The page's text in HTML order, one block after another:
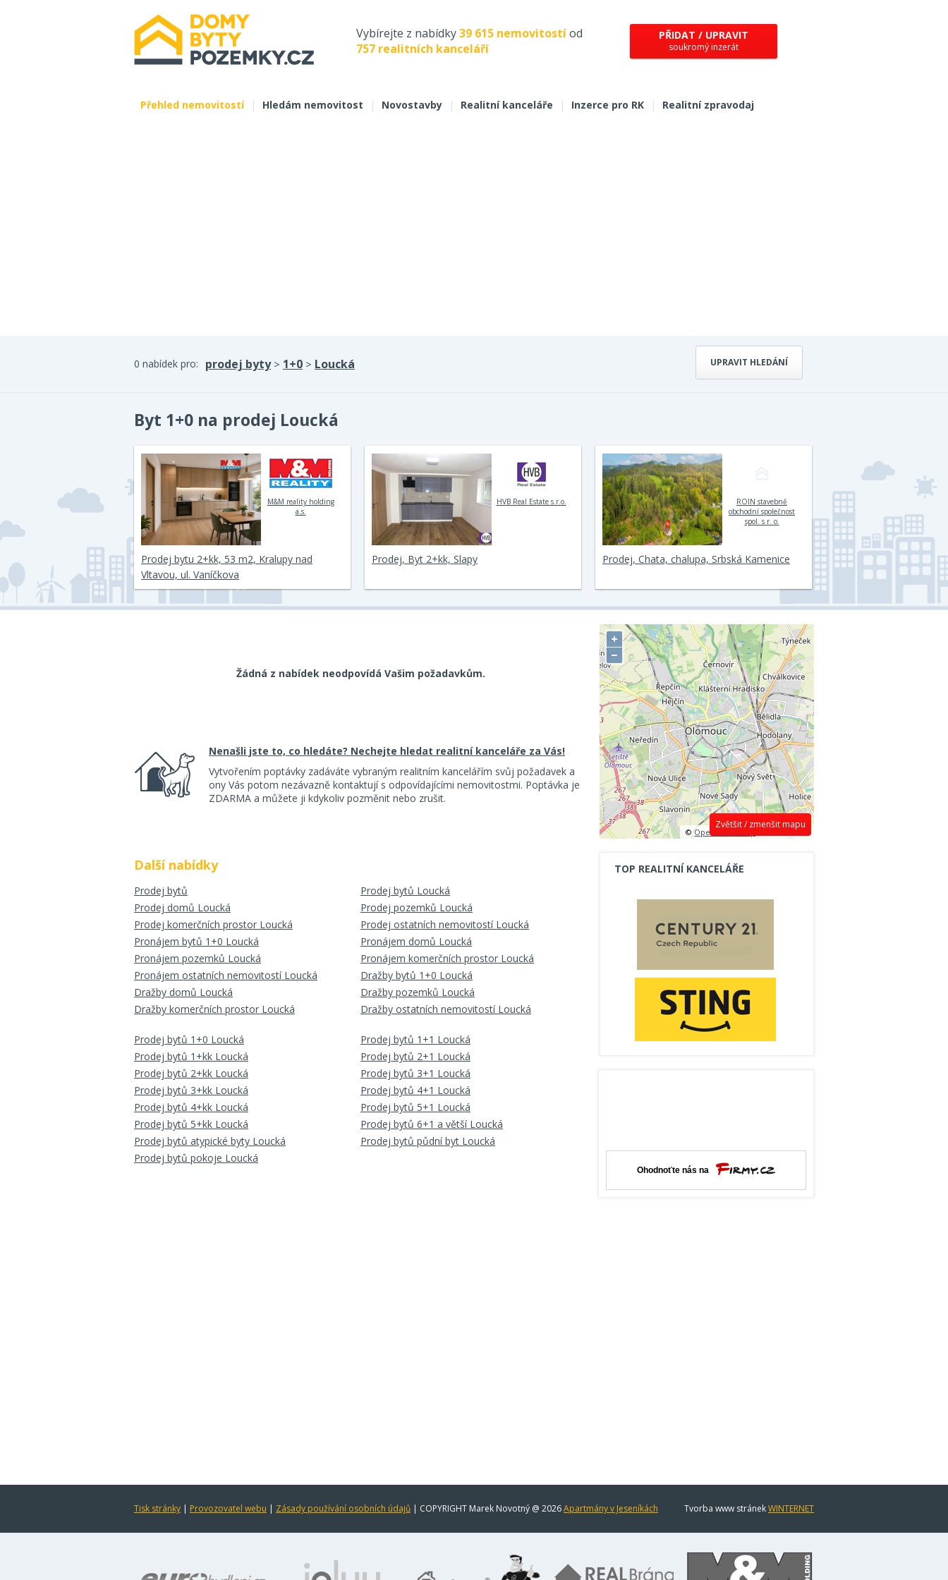
Vybírejte z nabídky39 615 nemovitostíod
757 realitních kanceláří
PŘIDAT / UPRAVIT
soukromý inzerát
Přehled nemovitostí | Hledám nemovitost | Novostavby | Realitní kanceláře | Inzerce pro RK | Realitní zpravodaj
UPRAVIT HLEDÁNÍ
0 nabídek pro: prodej byty> 1+0 > Loucká
Byt 1+0 na prodej Loucká
M&M reality holding
a.s.
Prodej bytu 2+kk, 53 m2, Kralupy nad
Vltavou, ul. Vaníčkova
HVB Real Estate s.r.o.
Prodej, Byt 2+kk, Slapy
ROIN stavebně
obchodní společnost
spol. s r. o.
Prodej, Chata, chalupa, Srbská Kamenice
Žádná z nabídek neodpovídá Vašim požadavkům.
Nenašli jste to, co hledáte? Nechejte hledat realitní kanceláře za Vás!
Vytvořením poptávky zadáváte vybraným realitním kancelářím svůj požadavek a
ony Vás potom nezávazně kontaktují s odpovídajícími nemovitostmi. Poptávka je
ZDARMA a můžete ji kdykoliv pozměnit nebo zrušit.
Další nabídky
Prodej bytů
Prodej bytů Loucká
Prodej domů Loucká
Prodej pozemků Loucká
Prodej komerčních prostor Loucká
Prodej ostatních nemovitostí Loucká
Pronájem bytů 1+0 Loucká
Pronájem domů Loucká
Pronájem pozemků Loucká
Pronájem komerčních prostor Loucká
Pronájem ostatních nemovitostí Loucká
Dražby bytů 1+0 Loucká
Dražby domů Loucká
Dražby pozemků Loucká
Dražby komerčních prostor Loucká
Dražby ostatních nemovitostí Loucká
Prodej bytů 1+0 Loucká
Prodej bytů 1+1 Loucká
Prodej bytů 1+kk Loucká
Prodej bytů 2+1 Loucká
Prodej bytů 2+kk Loucká
Prodej bytů 3+1 Loucká
Prodej bytů 3+kk Loucká
Prodej bytů 4+1 Loucká
Prodej bytů 4+kk Loucká
Prodej bytů 5+1 Loucká
Prodej bytů 5+kk Loucká
Prodej bytů 6+1 a větší Loucká
Prodej bytů atypické byty Loucká
Prodej bytů půdní byt Loucká
Prodej bytů pokoje Loucká
Zvětšit / zmenšit mapu
+
−
©OpenStreetMap contributors.
TOP REALITNÍ KANCELÁŘE
Tisk stránky | Provozovatel webu | Zásady používání osobních údajů | COPYRIGHT Marek Novotný @ 2026Apartmány v Jeseníkách Tvorba www stránekWINTERNET